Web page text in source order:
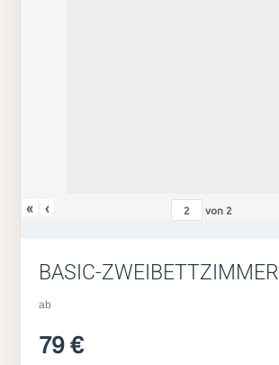
« ‹ von 2
BASIC-ZWEIBETTZIMMER
ab
79 €